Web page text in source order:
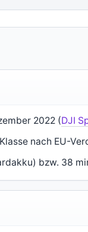
2022 (DJI
nach EU-
bzw. 38